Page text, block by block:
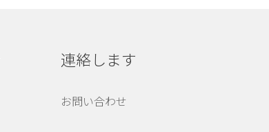
連絡します
お問い合わせ